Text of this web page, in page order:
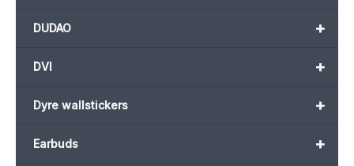
+
DUDAO
+
DVI
+
Dyre wallstickers
+
Earbuds